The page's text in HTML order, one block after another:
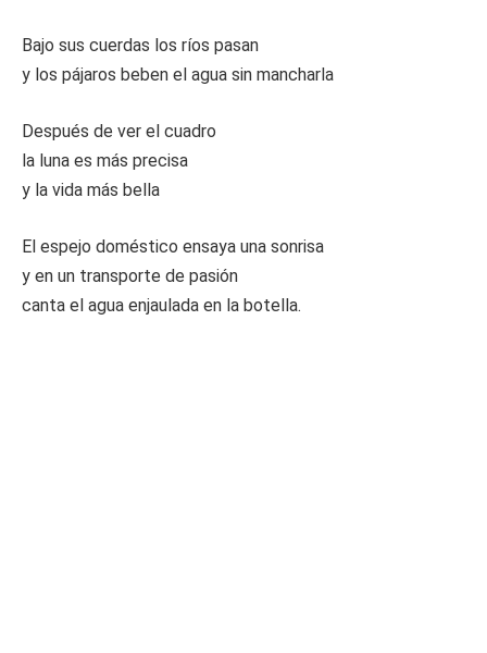
Bajo sus cuerdas los ríos pasan
y los pájaros beben el agua sin mancharla
Después de ver el cuadro
la luna es más precisa
y la vida más bella
El espejo doméstico ensaya una sonrisa
y en un transporte de pasión
canta el agua enjaulada en la botella.